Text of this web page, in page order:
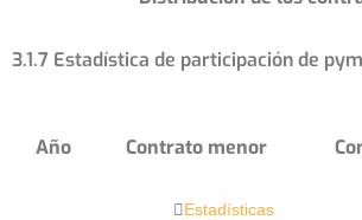
3.1.7 Estadística de participación de
Año Contrato menor
Estadísticas